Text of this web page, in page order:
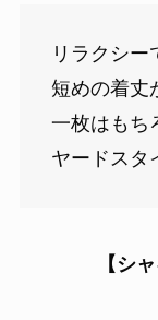
リラクシー
短めの着丈
一枚はもち
ヤードスタ
【 シ